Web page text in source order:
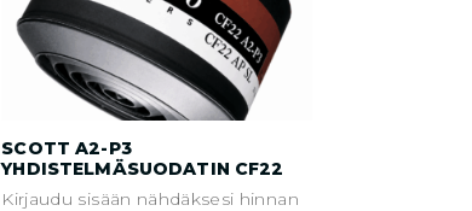
SCOTT A2-P3
YHDISTELMÄSUODATIN CF22
Kirjaudu sisään nähdäksesi hinnan